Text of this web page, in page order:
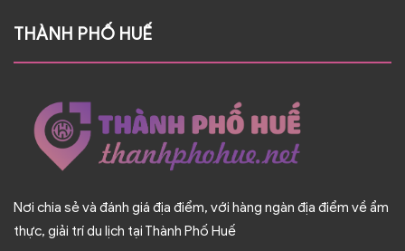
THÀNH PHỐ HUẾ
Nơi chia sẻ và đánh giá địa điểm, với hàng ngàn địa điểm về ẩm
thực, giải trí du lịch tại Thành Phố Huế